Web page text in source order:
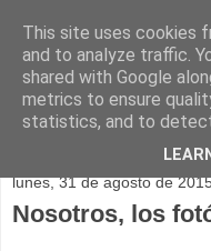
lunes, 31 de agosto de
Nosotros, los
This site uses cookies
and to analyze traffic.
shared with Google
metrics to ensure
statistics, and to